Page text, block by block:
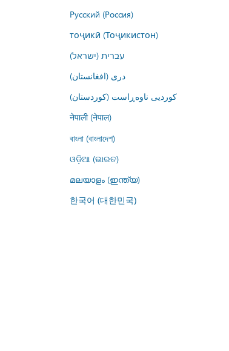
Русский (Россия)
тоҷикӣ (Тоҷикистон)
עברית (ישראל)
درى (افغانستان)
کوردیی ناوەڕاست (کوردستان)
नेपाली (नेपाल)
বাংলা (বাংলাদেশ)
ଓଡ଼ିଆ (ଭାରତ)
മലയാളം (ഇന്ത്യ)
한국어 (대한민국)